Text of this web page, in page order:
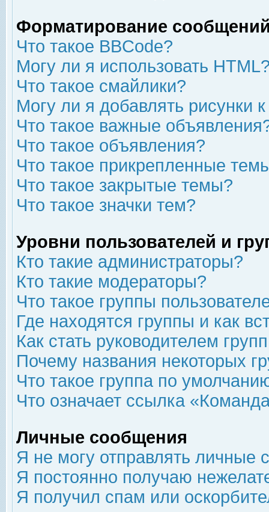
Форматирование
Что такое BBCode?
Могу ли я использовать
Что такое смайлики?
Могу ли я добавлять рисунки
Что такое важные
Что такое объявления?
Что такое прикрепленные
Что такое закрытые темы?
Что такое значки тем?
Уровни пользователей и
Кто такие администраторы?
Кто такие модераторы?
Что такое группы
Где находятся группы и как
Как стать руководителем
Почему названия некоторых
Что такое группа по
Что означает ссылка
Личные сообщения
Я не могу отправлять личные
Я постоянно получаю
Я получил спам или